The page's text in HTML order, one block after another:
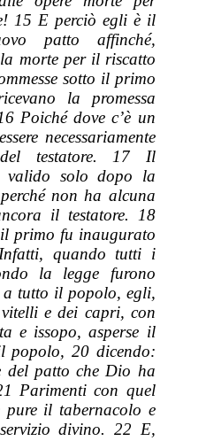
15 E perciò egli è il
patto affinché,
morte per il riscatto
sotto il primo
la promessa
Poiché dove c’è un
necessariamente
testatore. 17 Il
valido solo dopo la
non ha alcuna
il testatore. 18
primo fu inaugurato
quando tutti i
la legge furono
a tutto il popolo, egli,
e dei capri, con
e issopo, asperse il
popolo, 20 dicendo:
del patto che Dio ha
Parimenti con quel
pure il tabernacolo e
divino. 22 E,